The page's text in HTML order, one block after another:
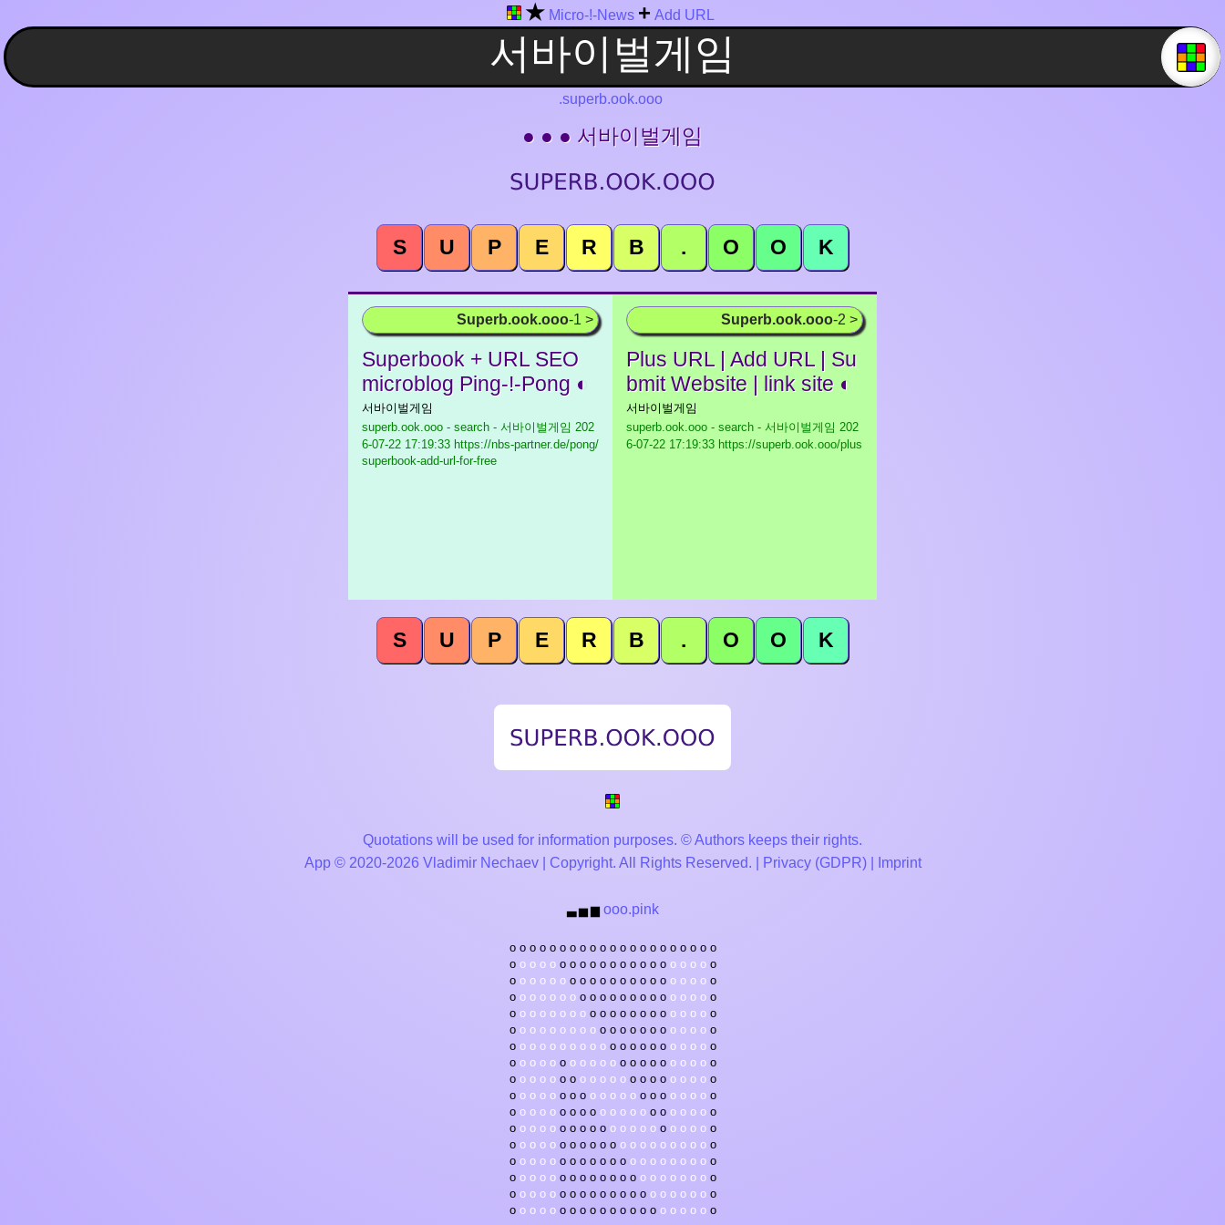
★ Micro-!-News + Add URL
.superb.ook.ooo
● ● ● 서바이벌게임
S U P E R B . O O K
Superb.ook.ooo-1 >
Superbook + URL SEO
microblog Ping-!-Pong ◐
서바이벌게임
superb.ook.ooo - search - 서바이벌게임 202
6-07-22 17:19:33 https://nbs-partner.de/pong/
superbook-add-url-for-free
Superb.ook.ooo-2 >
Plus URL | Add URL | Su
bmit Website | link site ◐
서바이벌게임
superb.ook.ooo - search - 서바이벌게임 202
6-07-22 17:19:33 https://superb.ook.ooo/plus
S U P E R B . O O K
Quotations will be used for information purposes. © Authors keeps their rights.
App © 2020-2026 Vladimir Nechaev | Copyright. All Rights Reserved. |
Privacy (GDPR)| Imprint
▃ ▅ ▆ ooo.pink
o o o o o o o o o o o o o o o o o o o o o
o o o o o o o o o o o o o o o o o o o o o
o o o o o o o o o o o o o o o o o o o o o
o o o o o o o o o o o o o o o o o o o o o
o o o o o o o o o o o o o o o o o o o o o
o o o o o o o o o o o o o o o o o o o o o
o o o o o o o o o o o o o o o o o o o o o
o o o o o o o o o o o o o o o o o o o o o
o o o o o o o o o o o o o o o o o o o o o
o o o o o o o o o o o o o o o o o o o o o
o o o o o o o o o o o o o o o o o o o o o
o o o o o o o o o o o o o o o o o o o o o
o o o o o o o o o o o o o o o o o o o o o
o o o o o o o o o o o o o o o o o o o o o
o o o o o o o o o o o o o o o o o o o o o
o o o o o o o o o o o o o o o o o o o o o
o o o o o o o o o o o o o o o o o o o o o